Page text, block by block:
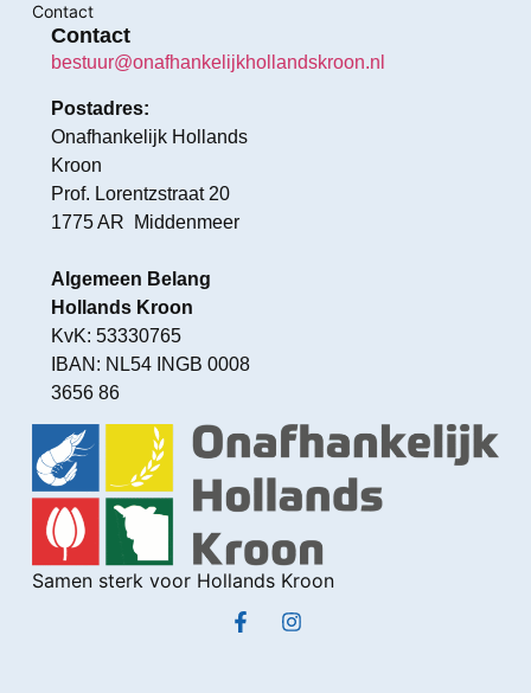
Samen sterk voor Hollands Kroon
Contact
Contact
bestuur@onafhankelijkhollandskroon.nl
Postadres:
Onafhankelijk Hollands
Kroon
Prof. Lorentzstraat 20
1775 AR Middenmeer
Algemeen Belang
Hollands Kroon
KvK: 53330765
IBAN: NL54 INGB 0008
3656 86